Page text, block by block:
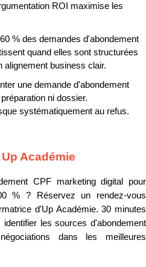
ROI maximise les
% des demandes d'abondement
quand elles sont structurées
alignement business clair.
une demande d'abondement
ni dossier.
systématiquement au refus.
Académie
CPF marketing digital pour
% ? Réservez un rendez-vous
d'Up Académie. 30 minutes
les sources d'abondement
dans les meilleures